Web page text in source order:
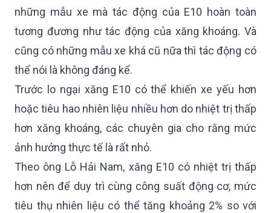
những mẫu xe mà tác động của E10 hoàn toàn
tương đương như tác động của xăng khoáng. Và
cũng có những mẫu xe khá cũ nữa thì tác động có
thể nói là không đáng kể.
Trước lo ngại xăng E10 có thể khiến xe yếu hơn
hoặc tiêu hao nhiên liệu nhiều hơn do nhiệt trị thấp
hơn xăng khoáng, các chuyên gia cho rằng mức
ảnh hưởng thực tế là rất nhỏ.
Theo ông Lỗ Hải Nam, xăng E10 có nhiệt trị thấp
hơn nên để duy trì cùng công suất động cơ, mức
tiêu thụ nhiên liệu có thể tăng khoảng 2% so với